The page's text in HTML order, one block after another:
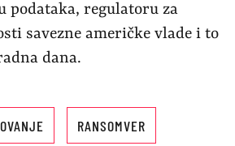
podataka, regulatoru za
savezne američke vlade i to
dana.
RANSOMVER